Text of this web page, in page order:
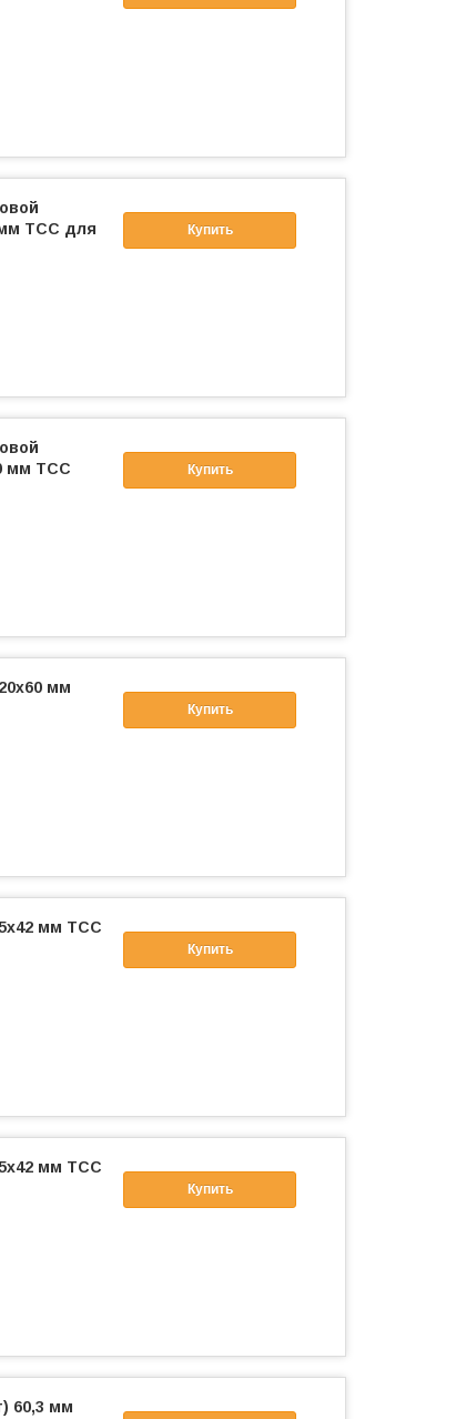
Купить
мм ТСС для
Купить
мм ТСС
Купить
мм
Купить
мм ТСС
Купить
мм ТСС
60,3 мм